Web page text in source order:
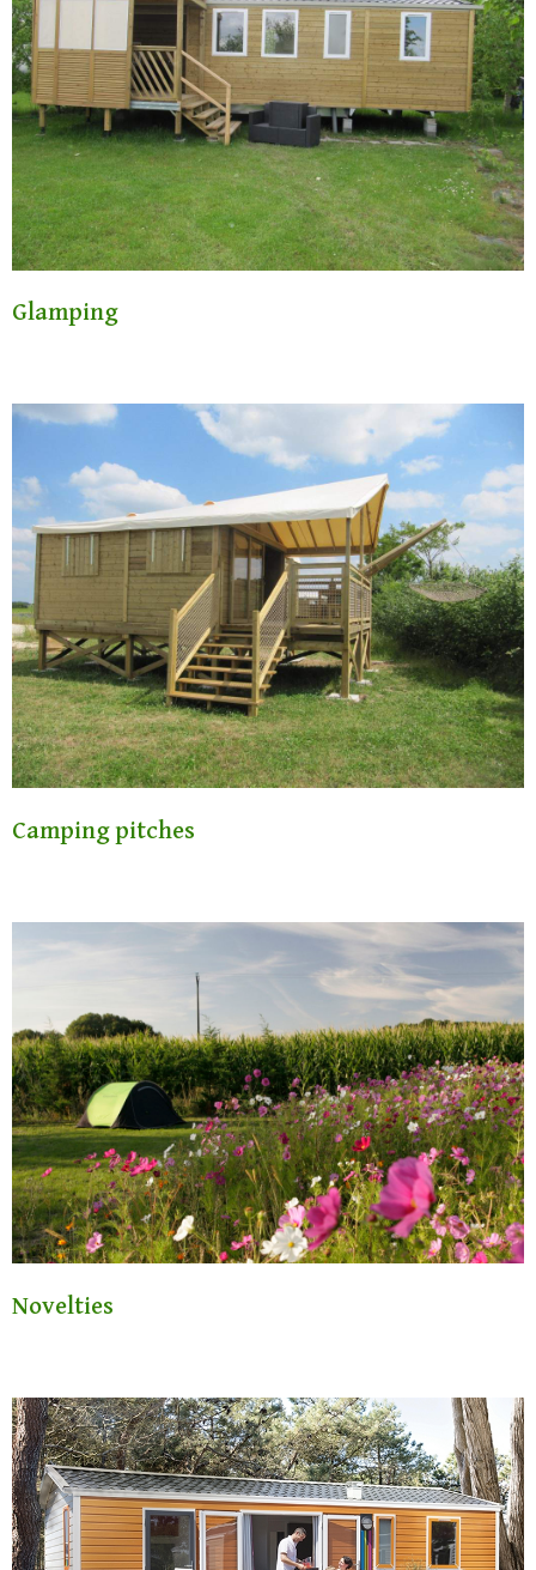
Glamping
Camping pitches
Novelties